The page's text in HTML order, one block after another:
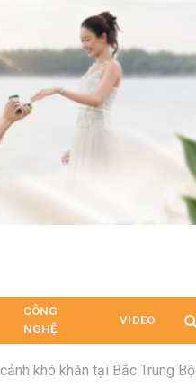
CÔNG
NGHỆ
VIDEO
khó khăn tại Bắc Trung Bộ